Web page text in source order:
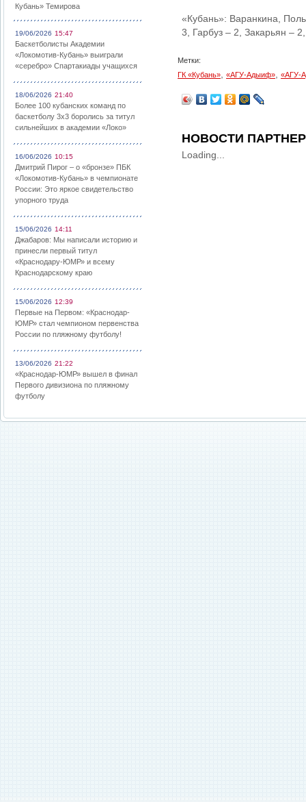
Кубань» Темирова
19/06/2026 15:47
Баскетболисты Академии
«Локомотив-Кубань» выиграли
«серебро» Спартакиады учащихся
18/06/2026 21:40
Более 100 кубанских команд по
баскетболу 3х3 боролись за титул
сильнейших в академии «Локо»
16/06/2026 10:15
Дмитрий Пирог – о «бронзе» ПБК
«Локомотив-Кубань» в чемпионате
России: Это яркое свидетельство
упорного труда
15/06/2026 14:11
Джабаров: Мы написали историю и
принесли первый титул
«Краснодару-ЮМР» и всему
Краснодарскому краю
15/06/2026 12:39
Первые на Первом: «Краснодар-
ЮМР» стал чемпионом первенства
России по пляжному футболу!
13/06/2026 21:22
«Краснодар-ЮМР» вышел в финал
Первого дивизиона по пляжному
футболу
«Кубань»: Варанкина,
3, Гарбуз – 2, Закарьян –
Метки:
ГК «Кубань»
«АГУ-Адыиф» «АГУ-
НОВОСТИ
Loading...